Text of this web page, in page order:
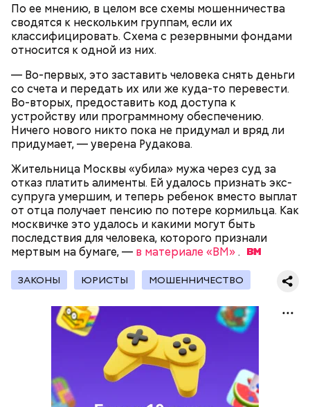
По ее мнению, в целом все схемы мошенничества
сводятся к нескольким группам, если их
классифицировать. Схема с резервными фондами
относится к одной из них.
— Во-первых, это заставить человека снять деньги
со счета и передать их или же куда-то перевести.
Во-вторых, предоставить код доступа к
устройству или программному обеспечению.
Ничего нового никто пока не придумал и вряд ли
придумает, — уверена Рудакова.
Жительница Москвы «убила» мужа через суд за
отказ платить алименты. Ей удалось признать экс-
супруга умершим, и теперь ребенок вместо выплат
от отца получает пенсию по потере кормильца. Как
москвичке это удалось и какими могут быть
последствия для человека, которого признали
мертвым на бумаге, — в материале «ВМ».
ЗАКОНЫ ЮРИСТЫ МОШЕННИЧЕСТВО
В Международный день холостяка все мужчины
без пары видятся со своими друзьями, устраивают
вечеринки, играют в видеоигры и проводят время,
это возможно, ведь может быть и так, что через год
они уже не будут холостяками.
День малины со сливками
Ингредиенты:
Терапевт Кондрахин назвал
продукты и напитки, которые
Ранние плоды, по словам врача, лучше не есть:
беременным, кормящим женщинам;
людям с ослабленной иммунной системой;
пожилым;
детям.
Чистит сосуды и защищает от
рака: чем полезен кресс-салат